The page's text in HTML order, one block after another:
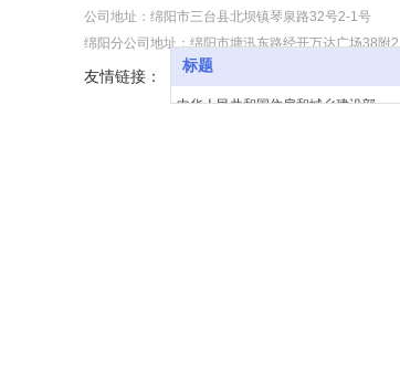
标题
中华人民共和国住房和城乡建设部
公司地址：绵阳市三台县北坝镇琴泉路32号2-1号
绵阳分公司地址：绵阳市塘汛东路经开万达广场38附2
友情链接：